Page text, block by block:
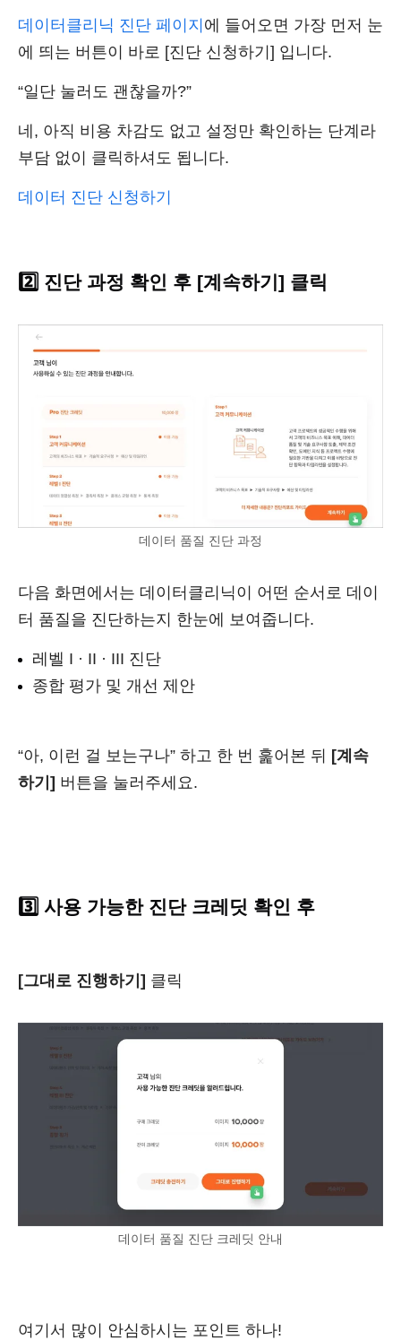
데이터클리닉 진단 페이지 에 들어오면 가장 먼저 눈
에 띄는 버튼이 바로 [진단 신청하기] 입니다.
“일단 눌러도 괜찮을까?”
네, 아직 비용 차감도 없고 설정만 확인하는 단계라
부담 없이 클릭하셔도 됩니다.
데이터 진단 신청하기
2️⃣ 진단 과정 확인 후 [계속하기] 클릭
데이터 품질 진단 과정
다음 화면에서는 데이터클리닉이 어떤 순서로 데이
터 품질을 진단하는지 한눈에 보여줍니다.
레벨 I · II · III 진단
종합 평가 및 개선 제안
“아, 이런 걸 보는구나” 하고 한 번 훑어본 뒤 [계속
하기] 버튼을 눌러주세요.
3️⃣ 사용 가능한 진단 크레딧 확인 후
[그대로 진행하기] 클릭
데이터 품질 진단 크레딧 안내
여기서 많이 안심하시는 포인트 하나!